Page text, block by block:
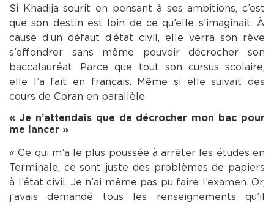
Si Khadija sourit en pensant à ses ambitions, c’est
que son destin est loin de ce qu’elle s’imaginait. À
cause d’un défaut d’état civil, elle verra son rêve
s’effondrer sans même pouvoir décrocher son
baccalauréat. Parce que tout son cursus scolaire,
elle l’a fait en français. Même si elle suivait des
cours de Coran en parallèle.
« Je n’attendais que de décrocher mon bac pour
me lancer »
« Ce qui m’a le plus poussée à arrêter les études en
Terminale, ce sont juste des problèmes de papiers
à l’état civil. Je n’ai même pas pu faire l’examen. Or,
j’avais demandé tous les renseignements qu’il